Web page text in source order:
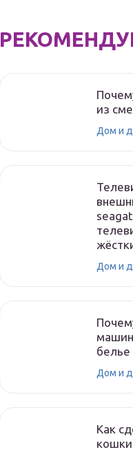
из
Дом и
Дом и
белье
Дом и
Как